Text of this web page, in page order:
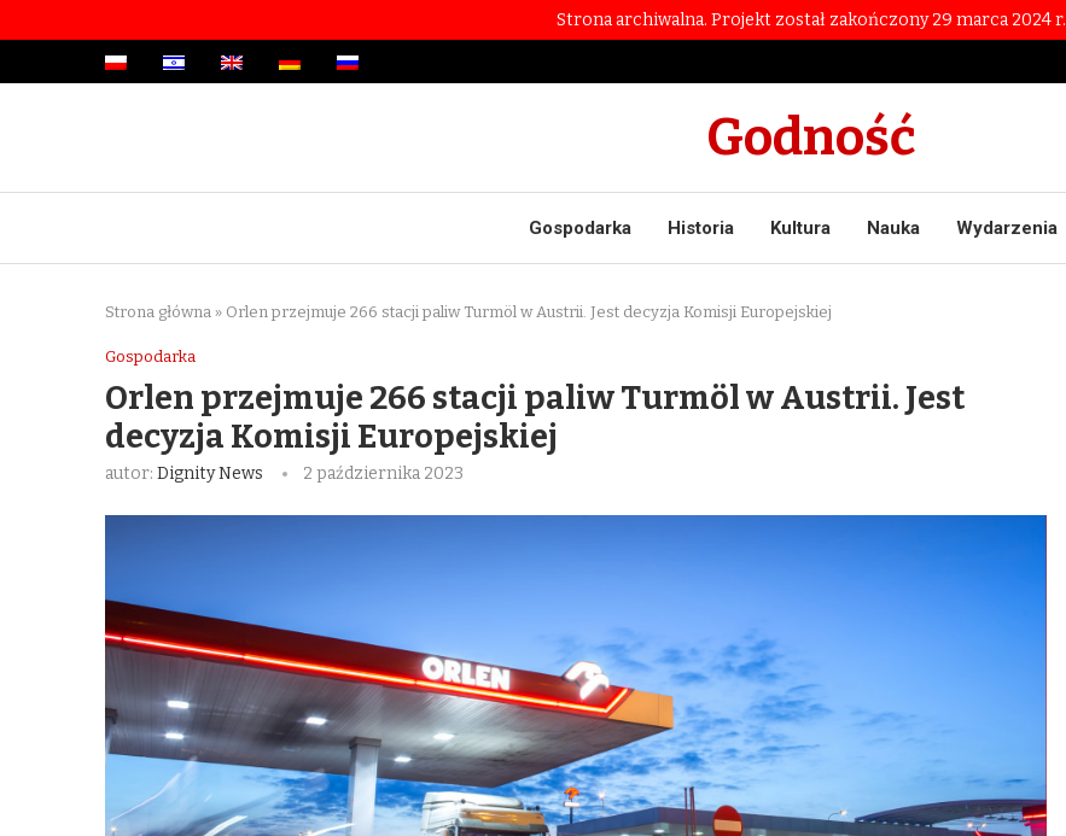
Strona archiwalna. Projekt został zakończony 29 marca 2024 r.
Godność
Gospodarka Historia Kultura Nauka Wydarzenia
Strona główna » Orlen przejmuje 266 stacji paliw Turmöl w Austrii. Jest decyzja Komisji Europejskiej
Gospodarka
Orlen przejmuje 266 stacji paliw Turmöl w Austrii. Jest
decyzja Komisji Europejskiej
autor: Dignity News 2 października 2023